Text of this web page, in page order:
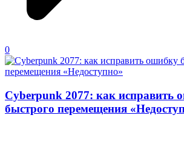
0
Cyberpunk 2077: как исправить
быстрого перемещения